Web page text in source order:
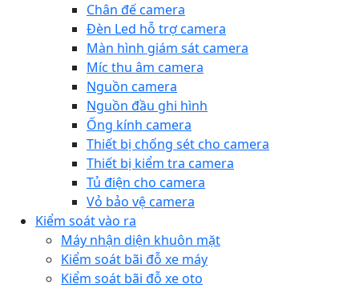
Chân đế camera
Đèn Led hỗ trợ camera
Màn hình giám sát camera
Míc thu âm camera
Nguồn camera
Nguồn đầu ghi hình
Ống kính camera
Thiết bị chống sét cho camera
Thiết bị kiểm tra camera
Tủ điện cho camera
Vỏ bảo vệ camera
Kiểm soát vào ra
Máy nhận diện khuôn mặt
Kiểm soát bãi đỗ xe máy
Kiểm soát bãi đỗ xe oto